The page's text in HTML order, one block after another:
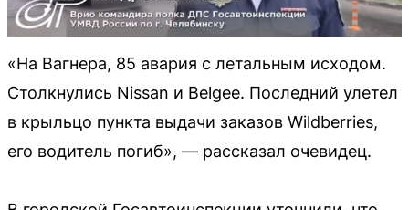
«На Вагнера, 85 авария с летальным исходом.
Столкнулись Nissan и Belgee. Последний улетел
в крыльцо пункта выдачи заказов Wildberries,
его водитель погиб», — рассказал очевидец.